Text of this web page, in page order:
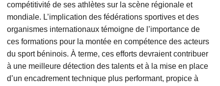
compétitivité de ses athlètes sur la scène régionale et
mondiale. L’implication des fédérations sportives et des
organismes internationaux témoigne de l’importance de
ces formations pour la montée en compétence des acteurs
du sport béninois. À terme, ces efforts devraient contribuer
à une meilleure détection des talents et à la mise en place
d’un encadrement technique plus performant, propice à